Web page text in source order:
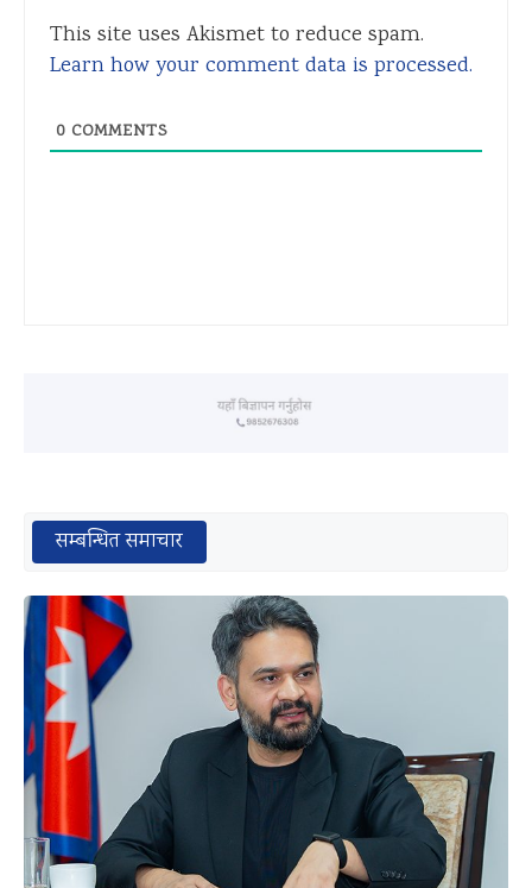
This site uses Akismet to reduce spam.
Learn how your comment data is processed.
0 COMMENTS
सम्बन्धित समाचार